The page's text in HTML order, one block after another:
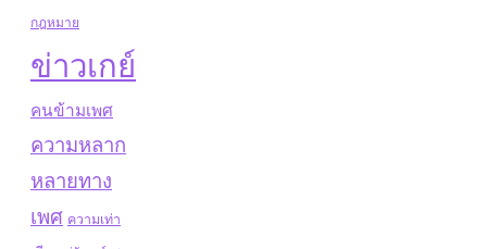
กฎหมาย
ข่าวเกย์
คนข้ามเพศ
ความหลาก
หลายทาง
เพศ ความเท่า